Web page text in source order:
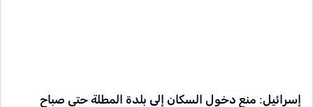
إسرائيل: منع دخول السكان إلى بلدة المطلة حتى صباح